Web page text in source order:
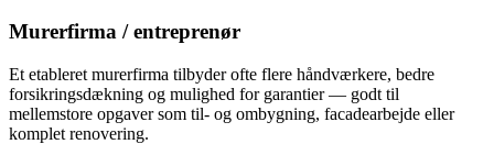
Murerfirma / entreprenør
Et etableret murerfirma tilbyder ofte flere håndværkere, bedre
forsikringsdækning og mulighed for garantier — godt til
mellemstore opgaver som til- og ombygning, facadearbejde eller
komplet renovering.